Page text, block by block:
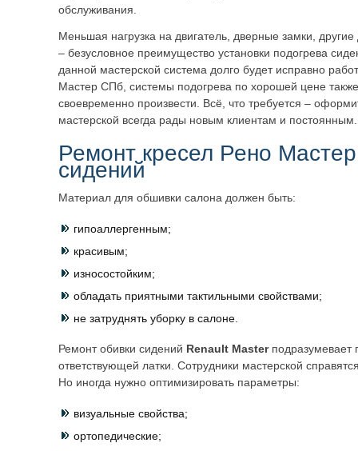
обслуживания.
Меньшая нагрузка на двигатель, дверные замки,
– безусловное преимущество установки подогрева
данной мастерской система долго будет исправно
Мастер СПб, системы подогрева по хорошей цене
своевременно произвести. Всё, что требуется –
мастерской всегда рады новым клиентам и постоянным.
Ремонт кресел Рено
сидений
Материал для обшивки салона должен быть:
гипоаллергенным;
красивым;
износостойким;
обладать приятными тактильными свойствами;
не затруднять уборку в салоне.
Ремонт обивки сидений Renault Masterподразумевает
ответствующей латки. Сотрудники мастерской
Но иногда нужно оптимизировать параметры:
визуальные свойства;
ортопедические;